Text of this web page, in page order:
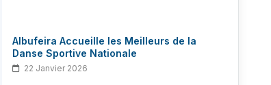
Albufeira Accueille les Meilleurs de la
Danse Sportive Nationale
22 Janvier 2026